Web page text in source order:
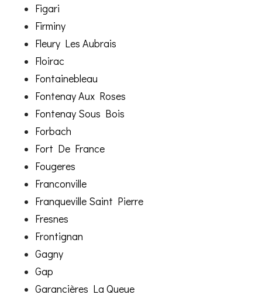
Figari
Firminy
Fleury Les Aubrais
Floirac
Fontainebleau
Fontenay Aux Roses
Fontenay Sous Bois
Forbach
Fort De France
Fougeres
Franconville
Franqueville Saint Pierre
Fresnes
Frontignan
Gagny
Gap
Garancières La Queue